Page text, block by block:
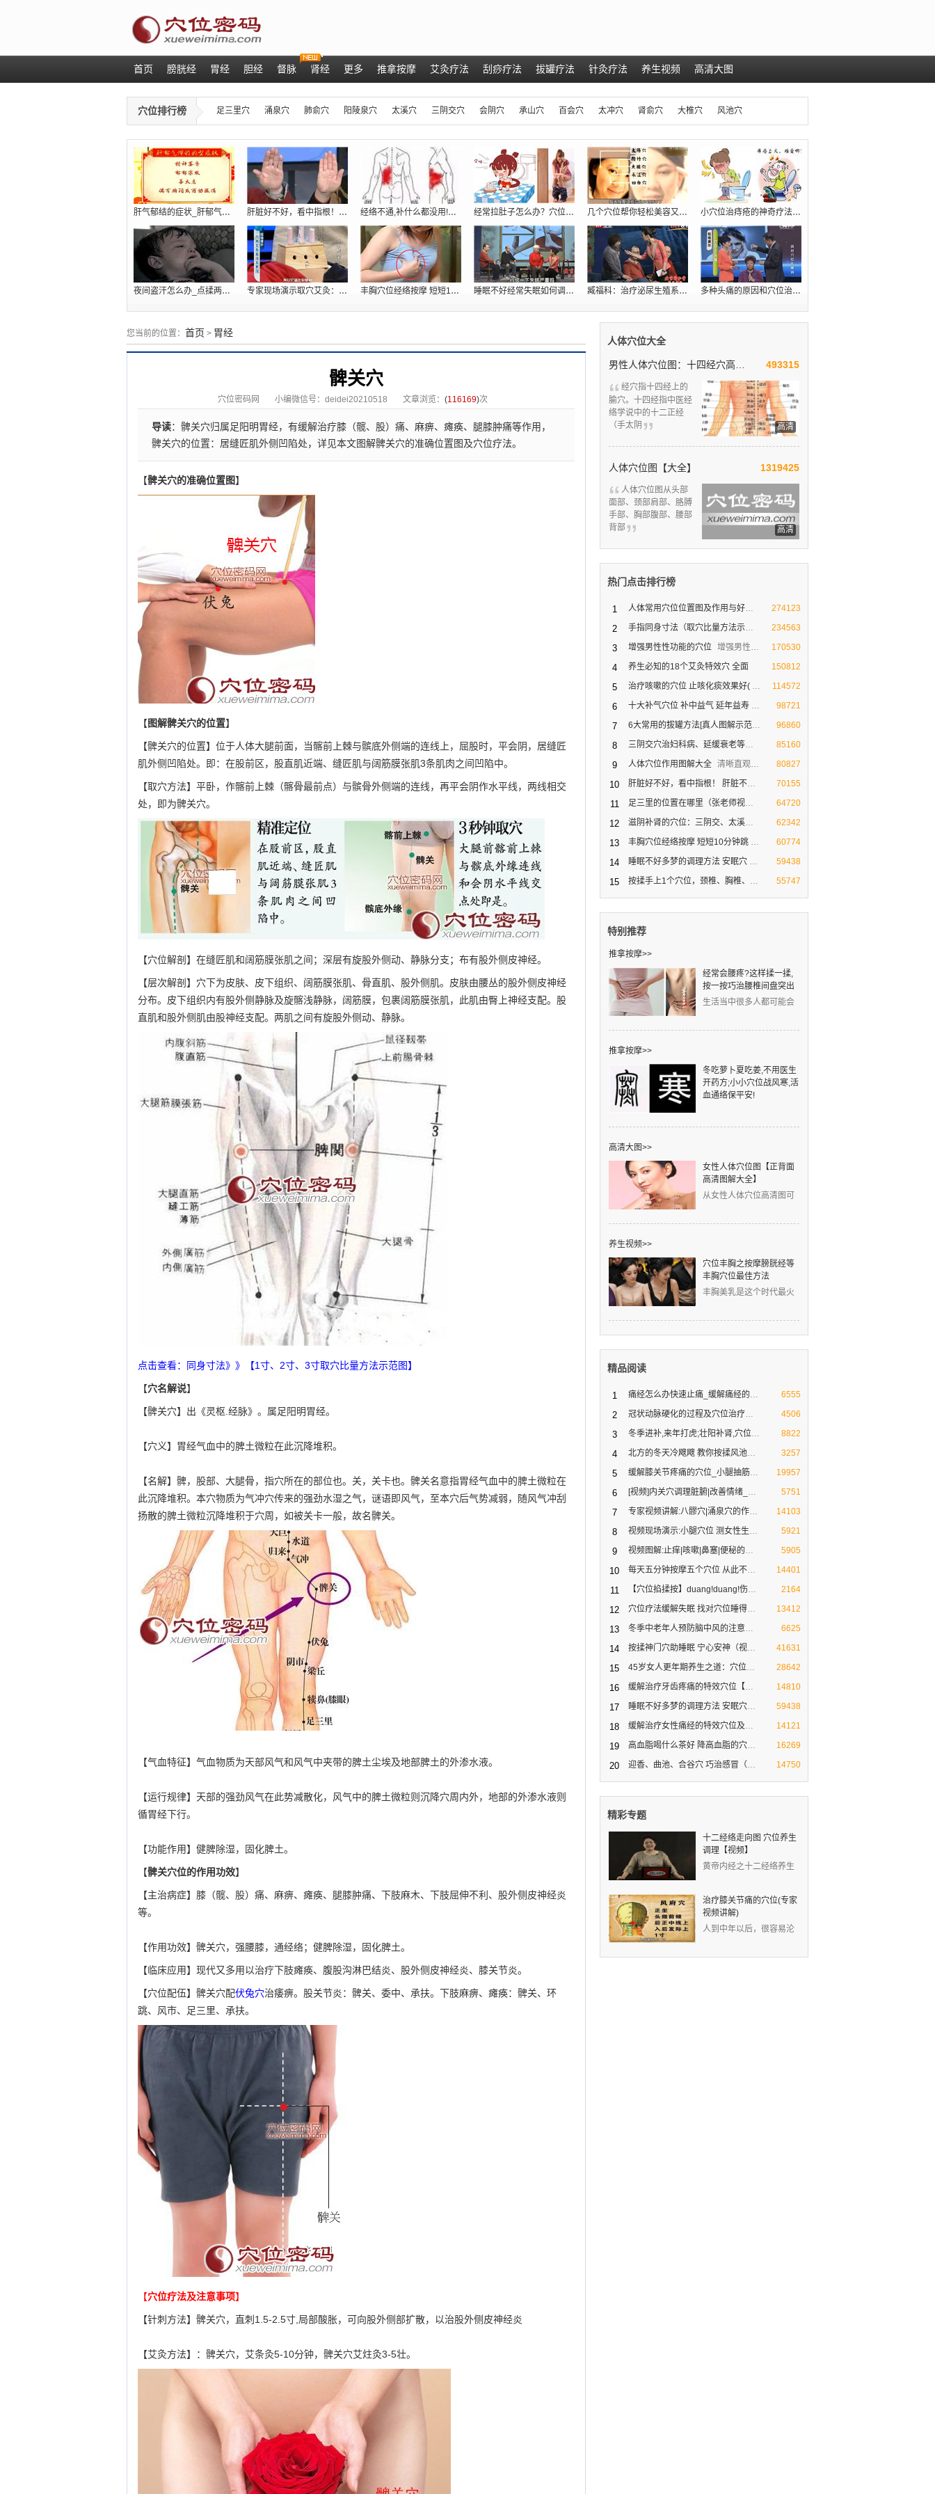
首页 膀胱经 胃经 胆经 督脉 肾经 更多 推拿按摩 艾灸疗法 刮痧疗法 拔罐疗法 针灸疗法 养生视频 高清大图
穴位排行榜 足三里穴 涌泉穴 肺俞穴 阳陵泉穴 太溪穴 三阴交穴 会阴穴 承山穴 百会穴 太冲穴 肾俞穴 大椎穴 风池穴
肝气郁结的症状_肝郁气滞吃什么_肝火旺 肝脏好不好，看中指根！ 肝脏不好的症状 经络不通,补什么都没用!只用一招:经络 经常拉肚子怎么办？穴位密码抓住根本给你 几个穴位帮你轻松美容又减肥（瘦肚腩） 小穴位治痔疮的神奇疗法【十人九痔，先收
夜间盗汗怎么办_点揉两个穴位巧治肾虚 专家现场演示取穴艾灸：调理胃痛、五更泻 丰胸穴位经络按摩 短短10分钟跳两罩杯[ 睡眠不好经常失眠如何调理_穴位提高睡 臧福科：治疗泌尿生殖系统疾病的五大穴位 多种头痛的原因和穴位治疗方法
您当前的位置： 首页 > 胃经
髀关穴
穴位密码网 小编微信号：deidei20210518 文章浏览： (116169)次
导读：髀关穴归属足阳明胃经，有缓解治疗膝（髋、股）痛、麻痹、瘫痪、腿膝肿痛等作用，
髀关穴的位置：居缝匠肌外侧凹陷处，详见本文图解髀关穴的准确位置图及穴位疗法。
【髀关穴的准确位置图】
【图解髀关穴的位置】
【髀关穴的位置】位于人体大腿前面，当髂前上棘与髌底外侧端的连线上，屈股时，平会阴，居缝匠
肌外侧凹陷处。即：在股前区，股直肌近端、缝匠肌与阔筋膜张肌3条肌肉之间凹陷中。
【取穴方法】平卧，作髂前上棘（髂骨最前点）与髌骨外侧端的连线，再平会阴作水平线，两线相交
处，即为髀关穴。
【穴位解剖】在缝匠肌和阔筋膜张肌之间；深层有旋股外侧动、静脉分支；布有股外侧皮神经。
【层次解剖】穴下为皮肤、皮下组织、阔筋膜张肌、骨直肌、股外侧肌。皮肤由腰丛的股外侧皮神经
分布。皮下组织内有股外侧静脉及旋髂浅静脉，阔筋膜，包裹阔筋膜张肌，此肌由臀上神经支配。股
直肌和股外侧肌由股神经支配。两肌之间有旋股外侧动、静脉。
点击查看：同身寸法》》【1寸、2寸、3寸取穴比量方法示范图】
【穴名解说】
【髀关穴】出《灵枢.经脉》。属足阳明胃经。
【穴义】胃经气血中的脾土微粒在此沉降堆积。
【名解】髀，股部、大腿骨，指穴所在的部位也。关，关卡也。髀关名意指胃经气血中的脾土微粒在
此沉降堆积。本穴物质为气冲穴传来的强劲水湿之气，谜语即风气，至本穴后气势减弱，随风气冲刮
扬散的脾土微粒沉降堆积于穴周，如被关卡一般，故名髀关。
【气血特征】气血物质为天部风气和风气中夹带的脾土尘埃及地部脾土的外渗水液。
【运行规律】天部的强劲风气在此势减散化，风气中的脾土微粒则沉降穴周内外，地部的外渗水液则
循胃经下行。
【功能作用】健脾除湿，固化脾土。
【髀关穴位的作用功效】
【主治病症】膝（髋、股）痛、麻痹、瘫痪、腿膝肿痛、下肢麻木、下肢屈伸不利、股外侧皮神经炎
等。
【作用功效】髀关穴，强腰膝，通经络；健脾除湿，固化脾土。
【临床应用】现代又多用以治疗下肢瘫痪、腹股沟淋巴结炎、股外侧皮神经炎、膝关节炎。
【穴位配伍】髀关穴配伏兔穴治痿痹。股关节炎：髀关、委中、承扶。下肢麻痹、瘫痪：髀关、环
跳、风市、足三里、承扶。
【穴位疗法及注意事项】
【针刺方法】髀关穴，直刺1.5-2.5寸,局部酸胀，可向股外侧部扩散，以治股外侧皮神经炎
【艾灸方法】：髀关穴，艾条灸5-10分钟，髀关穴艾炷灸3-5壮。
人体穴位大全
493315
高清
经穴指十四经上的
腧穴。十四经指中医经
络学说中的十二正经
（手太阴
人体穴位图【大全】 1319425
高清
人体穴位图从头部
面部、颈部肩部、胳膊
手部、胸部腹部、腰部
背部
热门点击排行榜
1 人体常用穴位位置图及作用与好处 人体十大要穴图解
274123
2 手指同身寸法（取穴比量方法示范图 同身寸定位法（取穴比量方法示范图）
234563
3 增强男性性功能的穴位 增强男性性功能的穴位 170530
4 养生必知的18个艾灸特效穴 全面 150812
5 治疗咳嗽的穴位 止咳化痰效果好( 治疗咳嗽的穴位 止咳化痰效果非常好(视频图解)
114572
6 十大补气穴位 补中益气 延年益寿 人体十大补气穴位
98721
7 6大常用的拔罐方法[真人图解示范真人图解示 常见的范拔罐方法
96860
8 三阴交穴治妇科病、延缓衰老等作 三阴交穴治妇科病、延缓衰老等作用（视频图
85160
9 人体穴位作用图解大全 清晰直观的人体穴位作用【图解大全】 80827
10 肝脏好不好，看中指根！ 肝脏不好的 肝脏好不好，看中指根！ 肝脏不好的症状
70155
11 足三里的位置在哪里（张老师视频图 揉按足三里穴滋补养胃 促食欲(张老师视频图
64720
12 滋阴补肾的穴位：三阴交、太溪、照 人体神秘的三角区 滋阴补肾的穴位
62342
13 丰胸穴位经络按摩 短短10分钟跳 神奇的经络丰胸穴位按摩[视频]
60774
14 睡眠不好多梦的调理方法 安眠穴 睡眠不好多梦的调理方法 安眠穴助睡眠
59438
15 按揉手上1个穴位，颈椎、胸椎、腰 按揉手上1个穴位，颈椎、胸椎、腰椎就不疼
55747
特别推荐
推拿按摩>>
经常会腰疼?这样揉一揉,
按一按巧治腰椎间盘突出
生活当中很多人都可能会
推拿按摩>>
冬吃萝卜夏吃姜,不用医生
开药方;小小穴位战风寒,活
血通络保平安!
高清大图>>
女性人体穴位图【正背面
高清图解大全】
从女性人体穴位高清图可
养生视频>>
穴位丰胸之按摩膀胱经等
丰胸穴位最佳方法
丰胸美乳是这个时代最火
精品阅读
1 痛经怎么办快速止痛_缓解痛经的穴 痛经●妇科疾病不担心-按摩祛病好心情
6555
2 冠状动脉硬化的过程及穴位治疗方法 人到30岁以后，你的心脏就开始不想“工作”
4506
3 冬季进补,来年打虎;壮阳补肾,穴位冬季壮阳补肾不一定要吃药,用好这些免费的方
8822
4 北方的冬天冷飕飕 教你按揉风池穴 教你三招预防贼风偷袭 防治头痛头晕
3257
5 缓解膝关节疼痛的穴位_小腿抽筋急 缓解治疗腿脚疼痛的穴位及养生方法[专家视频
19957
6 [视频]内关穴调理脏腑|改善情绪_桂 内关穴:调理脏腑 改善不良情绪
5751
7 专家视频讲解:八髎穴|涌泉穴的作用 八髎穴|涌泉穴补益肾气
14103
8 视频现场演示:小腿穴位 测女性生理 按压小腿上的脾经穴位 揭秘女性青春密码
5921
9 视频图解:止痒|咳嗽|鼻塞|便秘的常 [向穴位要健康]刘教授现场演示:按摩穴位可以
5905
10 每天五分钟按摩五个穴位 从此不再 穴位按摩治疗打呼噜
14401
11 【穴位掐揉按】duang!duang!伤风感 【穴位掐揉按】duang duang!伤风感冒就这
2164
12 穴位疗法缓解失眠 找对穴位睡得香 穴位疗法缓解失眠 找对穴位睡得香
13412
13 冬季中老年人预防脑中风的注意方法 冬季中老年人预防脑中风的注意方法和穴位
6625
14 按揉神门穴助睡眠 宁心安神（视频图 按揉神门穴助睡眠 宁心安神（视频图解）
41631
15 45岁女人更年期养生之道：穴位按摩 女人保养秘诀
28642
16 缓解治疗牙齿疼痛的特效穴位【按摩 牙齿疼痛难忍 如何缓解 求偏方
14810
17 睡眠不好多梦的调理方法 安眠穴助 睡眠不好多梦的调理方法 安眠穴助睡眠
59438
18 缓解治疗女性痛经的特效穴位及小偏 穴位按摩缓解治疗女性痛经
14121
19 高血脂喝什么茶好 降高血脂的穴位 高血脂的治疗与饮食
16269
20 迎香、曲池、合谷穴 巧治感冒（专家 迎香、曲池、合谷穴 三个穴位巧治感冒
14750
精彩专题
十二经络走向图 穴位养生
调理【视频】
黄帝内经之十二经络养生
治疗膝关节痛的穴位(专家
视频讲解)
人到中年以后，很容易沦